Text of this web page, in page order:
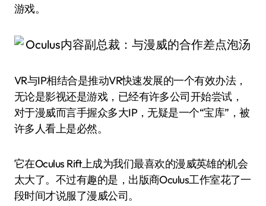
游戏。
VR与IP相结合是推动VR快速发展的一个有效办法，
无论是影视还是游戏，已经有许多公司开始尝试，
对于漫威而言手握众多大IP，无疑是一个“宝库”，被
许多人看上是必然。
它在Oculus Rift上成为我们最喜欢的漫威英雄的机会
太大了。不过有趣的是，出版商Oculus工作室花了一
段时间才说服了漫威公司。